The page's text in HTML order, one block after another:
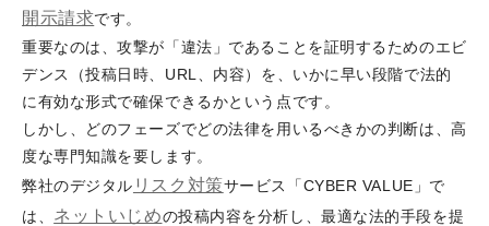
開示請求です。
重要なのは、攻撃が「違法」であることを証明するためのエビ
デンス（投稿日時、URL、内容）を、いかに早い段階で法的
に有効な形式で確保できるかという点です。
しかし、どのフェーズでどの法律を用いるべきかの判断は、高
度な専門知識を要します。
弊社のデジタル リスク対策サービス「CYBER VALUE」で
は、 ネットいじめの投稿内容を分析し、最適な法的手段を提